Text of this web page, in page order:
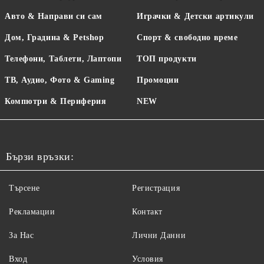
Авто & Направи си сам
Дом, Градина & Petshop
Телефони, Таблети, Лаптопи
ТВ, Аудио, Фото & Gaming
Компютри & Периферия
Играчки & Детски артикули
Спорт & свободно време
ТОП продукти
Промоции
NEW
Бързи връзки:
Търсене
Рекламации
За Нас
Вход
Регистрация
Контакт
Лични Данни
Условия